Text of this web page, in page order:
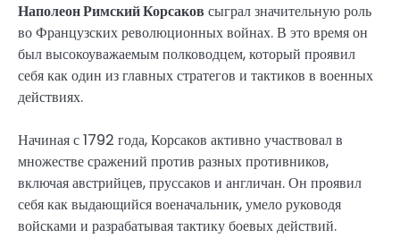
Наполеон Римский Корсаков сыграл значительную роль
во Французских революционных войнах. В это время он
был высокоуважаемым полководцем, который проявил
себя как один из главных стратегов и тактиков в военных
действиях.
Начиная с 1792 года, Корсаков активно участвовал в
множестве сражений против разных противников,
включая австрийцев, пруссаков и англичан. Он проявил
себя как выдающийся военачальник, умело руководя
войсками и разрабатывая тактику боевых действий.